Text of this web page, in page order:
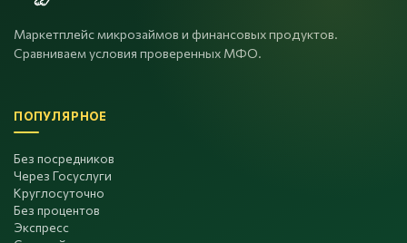
Маркетплейс микрозаймов и финансовых продуктов.
Сравниваем условия проверенных МФО.
ПОПУЛЯРНОЕ
Без посредников
Через Госуслуги
Круглосуточно
Без процентов
Экспресс